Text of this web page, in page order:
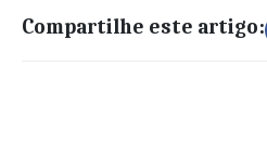
Compartilhe este artigo: